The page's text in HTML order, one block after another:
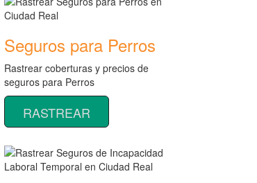
Seguros para Perros
Rastrear coberturas y precios de
seguros para Perros
RASTREAR